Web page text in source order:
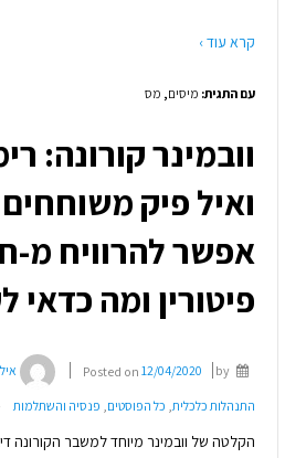
קרא עוד ›
עם התגית: מיסים, מס
וובמינר קורונה:
ואיל פיק
אפשר להרוויח מ-
פיטורין ומה כדאי
Posted on 12/04/2020 by
התנהלות כלכלית, כל הפוסטים, פנסיה והשתלמות
הקלטה של וובמינר מיוחד למשבר הקורונה